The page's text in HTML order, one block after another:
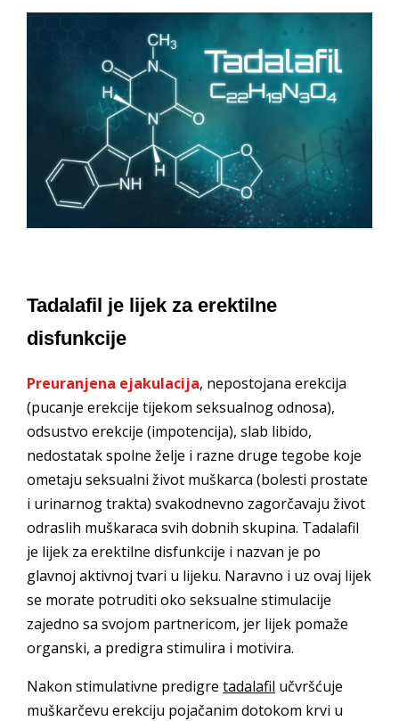
Tadalafil je lijek za erektilne
disfunkcije
Preuranjena ejakulacija, nepostojana erekcija
(pucanje erekcije tijekom seksualnog odnosa),
odsustvo erekcije (impotencija), slab libido,
nedostatak spolne želje i razne druge tegobe koje
ometaju seksualni život muškarca (bolesti prostate
i urinarnog trakta) svakodnevno zagorčavaju život
odraslih muškaraca svih dobnih skupina. Tadalafil
je lijek za erektilne disfunkcije i nazvan je po
glavnoj aktivnoj tvari u lijeku. Naravno i uz ovaj lijek
se morate potruditi oko seksualne stimulacije
zajedno sa svojom partnericom, jer lijek pomaže
organski, a predigra stimulira i motivira.
Nakon stimulativne predigre tadalafil učvršćuje
muškarčevu erekciju pojačanim dotokom krvi u